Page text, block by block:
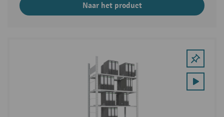
Naar het product